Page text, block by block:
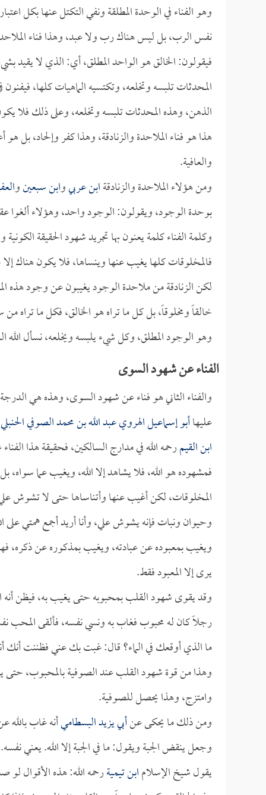
وهو الفناء في الوحدة المطلقة ونفي التكتل عنها بكل
نفس الرب، بل ليس هناك رب ولا عبد، وهذا فناء
فيقولون: الخالق هو الواحد المطلق، أي: الذي لا يقيد
المحدثات تلبسه وتخلعه، وتكتسيه الماهيات كلها،
الذهن، وهذه المحدثات تلبسه وتخلعه، وعلى ذلك فلا
هذا هو فناء الملاحدة والزنادقة، وهذا كفر وإلحاد،
والعافية.
ومن هؤلاء الملاحدة والزنادقةابن عربيوابن سبعينو
بوحدة الوجود، ويقولون: الوجود واحد، وهؤلاء ألغوا
وكلمة الفناء كلمة يعنون بها تجريد شهود الحقيقة
فالمخلوقات كلها يغيب عنها وينساها، فلا يكون هناك
لكن الزنادقة من ملاحدة الوجود يغيبون عن وجود هذه
خالقاً ومخلوقاً، بل كل ما تراه هو الخالق، فكل ما
وهو الوجود المطلق، وكل شيء يلبسه ويخلعه، نسأل الله
الفناء عن شهود السوى
والفناء الثاني هو فناء عن شهود السوى، وهذه هي
عليهاأبو إسماعيل الهروي عبد الله بن محمد الصوفي الحنبلي
ابن القيمرحمه الله في مدارج السالكين، فحقيقة هذا
فمشهوده هو الله، فلا يشاهد إلا الله، ويغيب عما سواه،
المخلوقات، لكن أغيب عنها وأتناساها حتى لا تشوش
وحيوان ونبات فإنه يشوش علي، وأنا أريد أجمع همتي
ويغيب بمعبوده عن عبادته، ويغيب بمذكوره عن ذكره،
يرى إلا المعبود فقط.
وقد يقوى شهود القلب بمحبوبه حتى يغيب به، فيظن أنه
رجلاً كان له محبوب فغاب به ونسي نفسه، فألقى المحب
ما الذي أوقعك في الماء؟ قال: غبت بك عني فظننت أنك
وهذا من قوة شهود القلب عند الصوفية بالمحبوب، حتى
وامتزج، وهذا يحصل للصوفية.
ومن ذلك ما يحكى عنأبي يزيد البسطاميأنه غاب
وجعل ينقض الجبة ويقول: ما في الجبة إلا الله. يعني نفسه.
يقول شيخ الإسلامابن تيميةرحمه الله: هذه الأقوال